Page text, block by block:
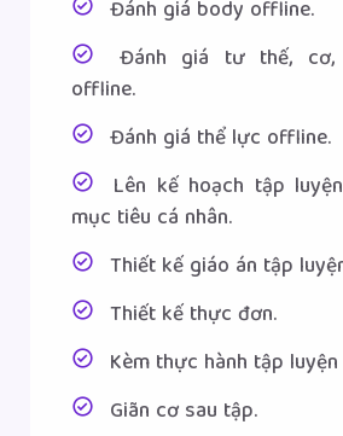
Đánh giá body offline.
Đánh giá tư thế, cơ,
offline.
Đánh giá thể lực offline.
Lên kế hoạch tập
mục tiêu cá nhân.
Thiết kế giáo án tập
Thiết kế thực đơn.
Kèm thực hành tập
Giãn cơ sau tập.